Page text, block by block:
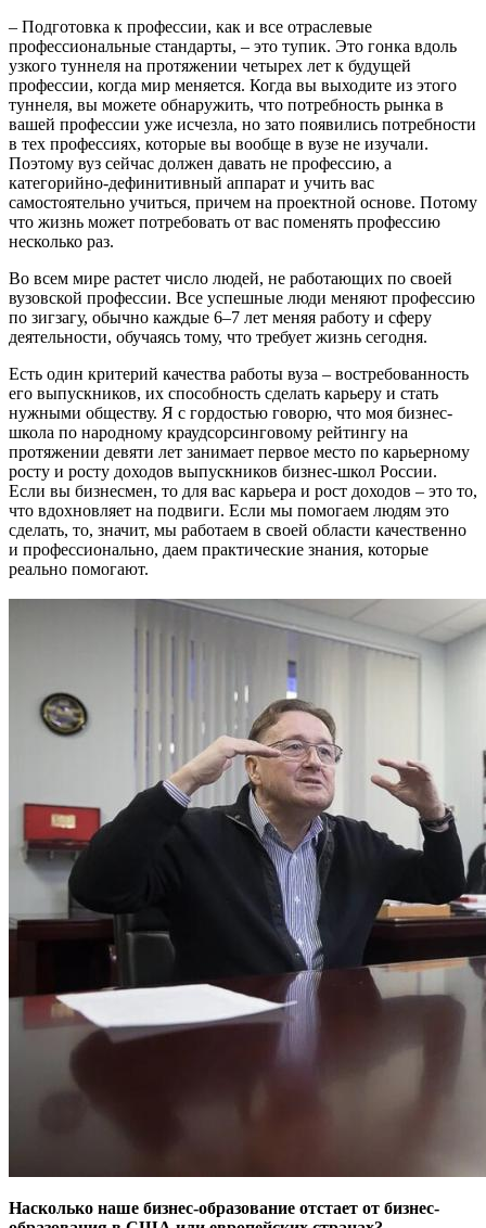
– Подготовка к профессии, как и все отраслевые
профессиональные стандарты, – это тупик. Это гонка вдоль
узкого туннеля на протяжении четырех лет к будущей
профессии, когда мир меняется. Когда вы выходите из этого
туннеля, вы можете обнаружить, что потребность рынка в
вашей профессии уже исчезла, но зато появились потребности
в тех профессиях, которые вы вообще в вузе не изучали.
Поэтому вуз сейчас должен давать не профессию, а
категорийно-дефинитивный аппарат и учить вас
самостоятельно учиться, причем на проектной основе. Потому
что жизнь может потребовать от вас поменять профессию
несколько раз.
Во всем мире растет число людей, не работающих по своей
вузовской профессии. Все успешные люди меняют профессию
по зигзагу, обычно каждые 6–7 лет меняя работу и сферу
деятельности, обучаясь тому, что требует жизнь сегодня.
Есть один критерий качества работы вуза – востребованность
его выпускников, их способность сделать карьеру и стать
нужными обществу. Я с гордостью говорю, что моя бизнес-
школа по народному краудсорсинговому рейтингу на
протяжении девяти лет занимает первое место по карьерному
росту и росту доходов выпускников бизнес-школ России.
Если вы бизнесмен, то для вас карьера и рост доходов – это то,
что вдохновляет на подвиги. Если мы помогаем людям это
сделать, то, значит, мы работаем в своей области качественно
и профессионально, даем практические знания, которые
реально помогают.
Насколько наше бизнес-образование отстает от бизнес-